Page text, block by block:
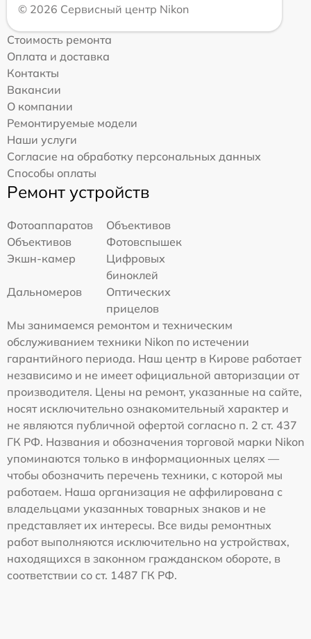
© 2026 Сервисный центр Nikon
Стоимость ремонта
Оплата и доставка
Контакты
Вакансии
О компании
Ремонтируемые модели
Наши услуги
Согласие на обработку персональных данных
Способы оплаты
Ремонт устройств
Фотоаппаратов
Объективов
Объективов
Фотовспышек
Экшн-камер
Цифровых
биноклей
Дальномеров
Оптических
прицелов
Мы занимаемся ремонтом и техническим
обслуживанием техники Nikon по истечении
гарантийного периода. Наш центр в Кирове работает
независимо и не имеет официальной авторизации от
производителя. Цены на ремонт, указанные на сайте,
носят исключительно ознакомительный характер и
не являются публичной офертой согласно п. 2 ст. 437
ГК РФ. Названия и обозначения торговой марки Nikon
упоминаются только в информационных целях —
чтобы обозначить перечень техники, с которой мы
работаем. Наша организация не аффилирована с
владельцами указанных товарных знаков и не
представляет их интересы. Все виды ремонтных
работ выполняются исключительно на устройствах,
находящихся в законном гражданском обороте, в
соответствии со ст. 1487 ГК РФ.